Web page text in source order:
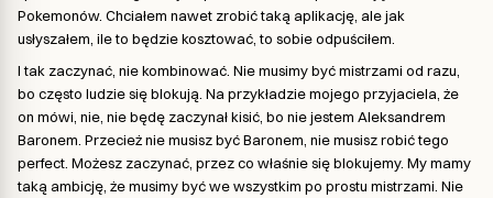
Pokemonów. Chciałem nawet zrobić taką aplikację, ale jak
usłyszałem, ile to będzie kosztować, to sobie odpuściłem.
I tak zaczynać, nie kombinować. Nie musimy być mistrzami od razu,
bo często ludzie się blokują. Na przykładzie mojego przyjaciela, że
on mówi, nie, nie będę zaczynał kisić, bo nie jestem Aleksandrem
Baronem. Przecież nie musisz być Baronem, nie musisz robić tego
perfect. Możesz zaczynać, przez co właśnie się blokujemy. My mamy
taką ambicję, że musimy być we wszystkim po prostu mistrzami. Nie